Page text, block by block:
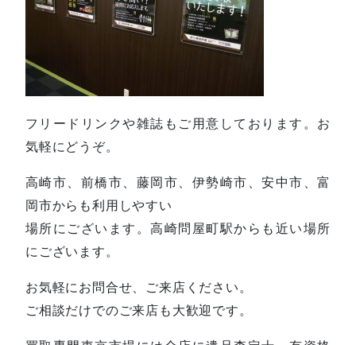
フリードリンクや雑誌もご用意しております。お
気軽にどうぞ。
高崎市、前橋市、藤岡市、伊勢崎市、安中市、富
岡市からも利用しやすい
場所にございます。高崎問屋町駅からも近い場所
にございます。
お気軽にお問合せ、ご来店ください。
ご相談だけでのご来店も大歓迎です。